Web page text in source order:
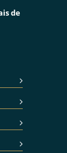
de